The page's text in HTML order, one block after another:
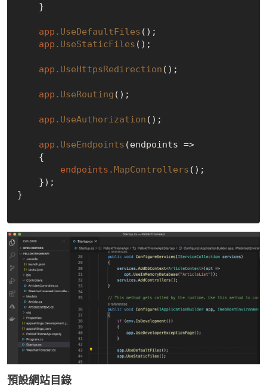
app .UseDefaultFiles ();
app .UseStaticFiles ();
app .UseHttpsRedirection ();
app .UseRouting ();
app .UseAuthorization ();
app .UseEndpoints (endpoints =>
endpoints .MapControllers ();
}
預設網站目錄